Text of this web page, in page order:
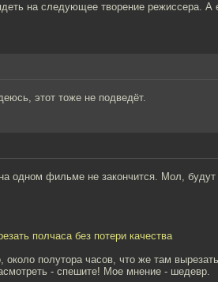
на следующее творение режиссера. А
этот тоже не подведёт.
одном фильме не закончится. Мол,
полчаса без потери качества
около полутора часов, что же там
- спешите! Мое мнение - шедевр.